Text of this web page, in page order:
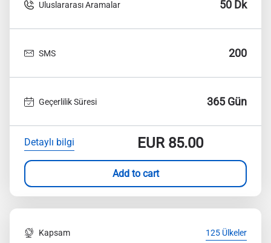
Uluslararası Aramalar 50 Dk
SMS 200
Geçerlilik Süresi 365 Gün
Detaylı bilgi EUR85.00
Add to cart
Kapsam 125 Ülkeler